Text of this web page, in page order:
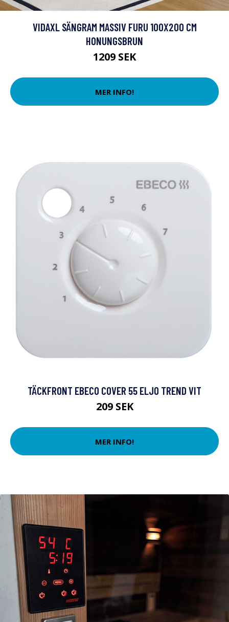
VIDAXL SÄNGRAM MASSIV FURU 100X200 CM
HONUNGSBRUN
1209 SEK
MER INFO!
TÄCKFRONT EBECO COVER 55 ELJO TREND VIT
209 SEK
MER INFO!